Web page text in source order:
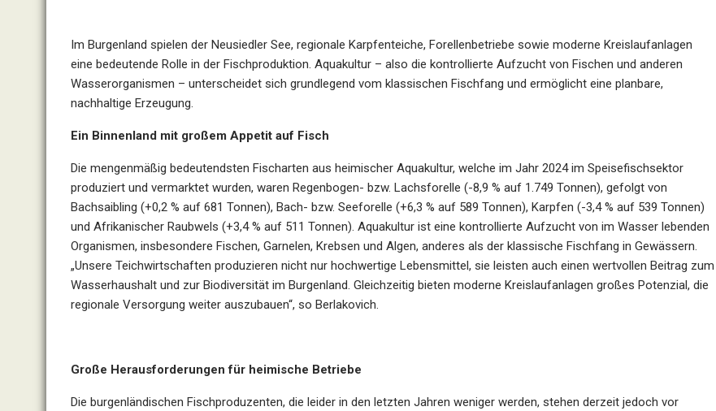
Im Burgenland spielen der Neusiedler See, regionale Karpfenteiche, Forellenbetriebe sowie moderne Kreislaufanlagen
eine bedeutende Rolle in der Fischproduktion. Aquakultur – also die kontrollierte Aufzucht von Fischen und anderen
Wasserorganismen – unterscheidet sich grundlegend vom klassischen Fischfang und ermöglicht eine planbare,
nachhaltige Erzeugung.
Ein Binnenland mit großem Appetit auf Fisch
Die mengenmäßig bedeutendsten Fischarten aus heimischer Aquakultur, welche im Jahr 2024 im Speisefischsektor
produziert und vermarktet wurden, waren Regenbogen- bzw. Lachsforelle (-8,9 % auf 1.749 Tonnen), gefolgt von
Bachsaibling (+0,2 % auf 681 Tonnen), Bach- bzw. Seeforelle (+6,3 % auf 589 Tonnen), Karpfen (-3,4 % auf 539 Tonnen)
und Afrikanischer Raubwels (+3,4 % auf 511 Tonnen). Aquakultur ist eine kontrollierte Aufzucht von im Wasser lebenden
Organismen, insbesondere Fischen, Garnelen, Krebsen und Algen, anderes als der klassische Fischfang in Gewässern.
„Unsere Teichwirtschaften produzieren nicht nur hochwertige Lebensmittel, sie leisten auch einen wertvollen Beitrag zum
Wasserhaushalt und zur Biodiversität im Burgenland. Gleichzeitig bieten moderne Kreislaufanlagen großes Potenzial, die
regionale Versorgung weiter auszubauen“, so Berlakovich.
Große Herausforderungen für heimische Betriebe
Die burgenländischen Fischproduzenten, die leider in den letzten Jahren weniger werden, stehen derzeit jedoch vor